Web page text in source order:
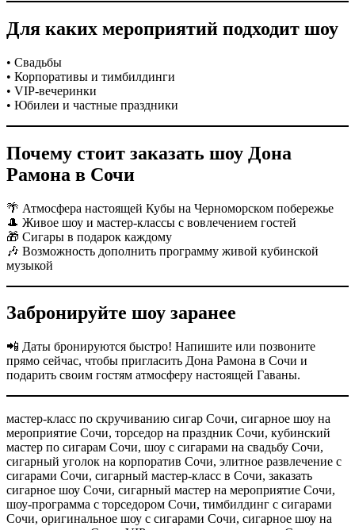
Для каких мероприятий подходит шоу
• Свадьбы
• Корпоративы и тимбилдинги
• VIP-вечеринки
• Юбилеи и частные праздники
Почему стоит заказать шоу Дона
Рамона в Сочи
🌴 Атмосфера настоящей Кубы на Черноморском побережье
🎩 Живое шоу и мастер-классы с вовлечением гостей
🎁 Сигары в подарок каждому
🎶 Возможность дополнить программу живой кубинской
музыкой
Забронируйте шоу заранее
📲 Даты бронируются быстро! Напишите или позвоните
прямо сейчас, чтобы пригласить Дона Рамона в Сочи и
подарить своим гостям атмосферу настоящей Гаваны.
мастер-класс по скручиванию сигар Сочи, сигарное шоу на
мероприятие Сочи, торседор на праздник Сочи, кубинский
мастер по сигарам Сочи, шоу с сигарами на свадьбу Сочи,
сигарный уголок на корпоратив Сочи, элитное развлечение с
сигарами Сочи, сигарный мастер-класс в Сочи, заказать
сигарное шоу Сочи, сигарный мастер на мероприятие Сочи,
шоу-программа с торседором Сочи, тимбилдинг с сигарами
Сочи, оригинальное шоу с сигарами Сочи, сигарное шоу на